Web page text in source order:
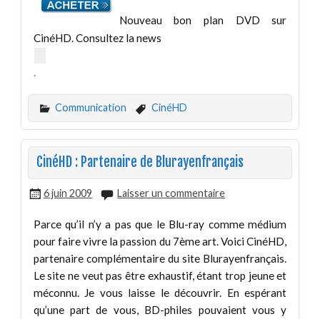
Nouveau bon plan DVD sur
CinéHD. Consultez la news
.
Communication CinéHD
CinéHD : Partenaire de Blurayenfrançais
6 juin 2009 Laisser un commentaire
Parce qu’il n’y a pas que le Blu-ray comme médium
pour faire vivre la passion du 7ème art. Voici CinéHD,
partenaire complémentaire du site Blurayenfrançais.
Le site ne veut pas être exhaustif, étant trop jeune et
méconnu. Je vous laisse le découvrir. En espérant
qu’une part de vous, BD-philes pouvaient vous y